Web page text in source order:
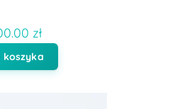
zł
koszyka